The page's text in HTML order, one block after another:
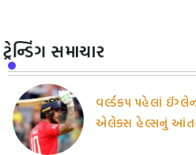
ટ્રેન્ડિંગ સમાચાર
વર્લ્ડકપ પહેલાં
એલેક્સ હેલ્સનું